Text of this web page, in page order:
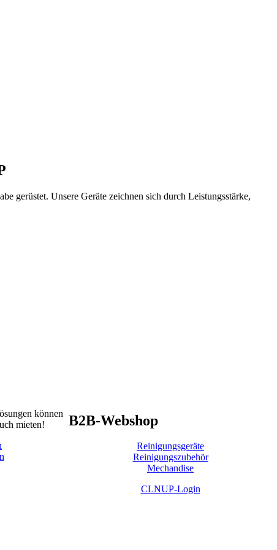
gerüstet. Unsere Geräte zeichnen sich durch Leistungsstärke,
können
mieten!
B2B-Webshop
Reinigungsgeräte
Reinigungszubehör
Mechandise
CLNUP-Login